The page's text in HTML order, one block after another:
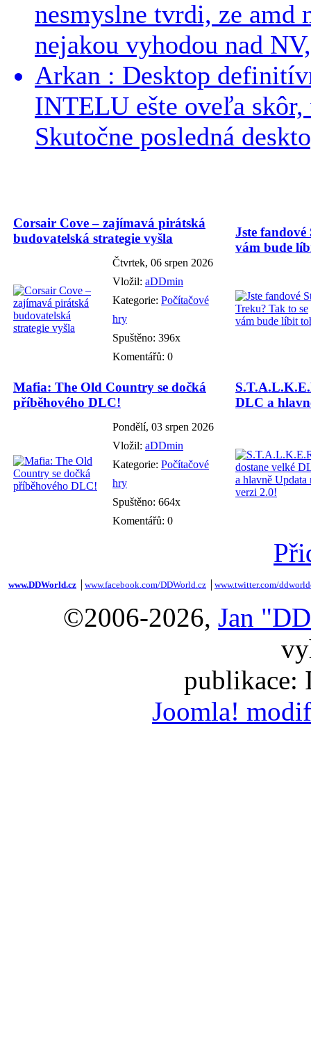
nesmyslne tvrdi, ze
nejakou vyhodou nad
Arkan : Desktop
INTELU ešte oveľa
Skutočne posledná
Corsair Cove – zajímavá pirátská
budovatelská strategie vyšla
Čtvrtek, 06 srpen 2026
Vložil: aDDmin
Kategorie: Počítačové
hry
Spuštěno: 396x
Komentářů: 0
Jste
vám bude
Mafia: The Old Country se dočká
příběhového DLC!
Pondělí, 03 srpen 2026
Vložil: aDDmin
Kategorie: Počítačové
hry
Spuštěno: 664x
Komentářů: 0
DLC a
www.DDWorld.cz www.facebook.com/DDWorld.cz www.twitter.com/
©2006-2026, Jan
publikace:
Joomla!